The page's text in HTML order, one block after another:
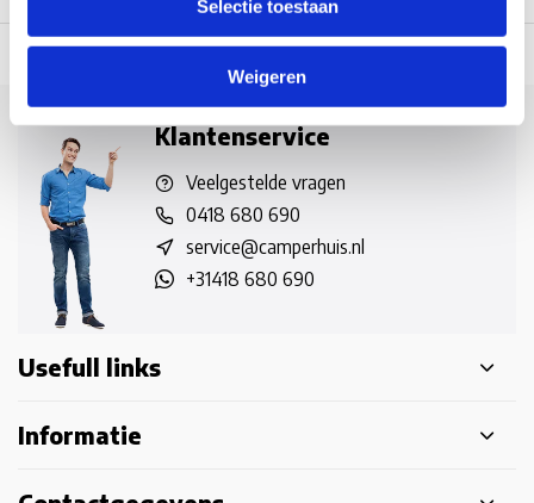
Selectie toestaan
Weigeren
(werkdagen,
Klantenservice
Veelgestelde vragen
0418 680 690
service@camperhuis.nl
+31418 680 690
Usefull links
Informatie